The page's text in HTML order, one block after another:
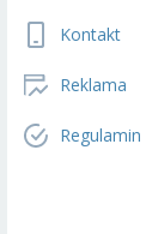
Kontakt
Reklama
Regulamin